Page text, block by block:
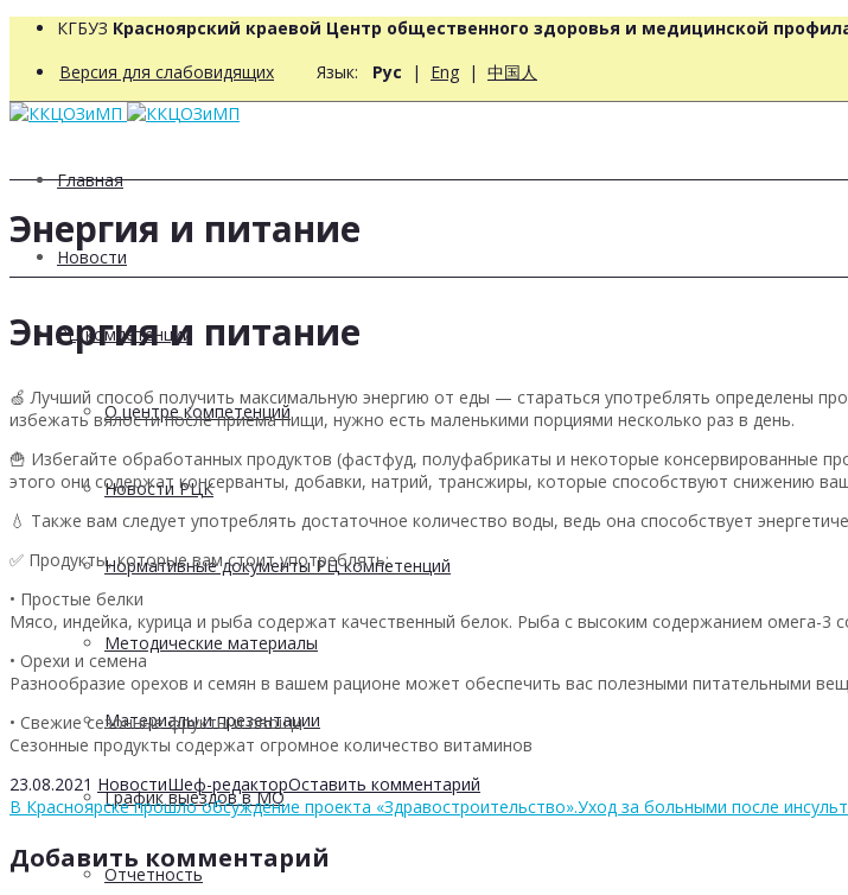
КГБУЗ Красноярский краевой Центр общественного здоровья и медицинской
Версия для слабовидящих Язык: Рус | Eng | 中国人
Главная
Новости
РЦ компетенций
О центре компетенций
Новости РЦК
Нормативные документы РЦ компетенций
Методические материалы
Материалы и презентации
График выездов в МО
Отчетность
Энергия и питание
Энергия и питание
🍏 Лучший способ получить максимальную энергию от еды — стараться употреблять определены
избежать вялости после приема пищи, нужно есть маленькими порциями несколько раз в день.
🍟 Избегайте обработанных продуктов (фастфуд, полуфабрикаты и некоторые консервированные
этого они содержат консерванты, добавки, натрий, трансжиры, которые способствуют снижению
💧 Также вам следует употреблять достаточное количество воды, ведь она способствует
✅ Продукты, которые вам стоит употреблять:
• Простые белки
Мясо, индейка, курица и рыба содержат качественный белок. Рыба с высоким содержанием омега-3
• Орехи и семена
Разнообразие орехов и семян в вашем рационе может обеспечить вас полезными питательными
• Свежие сезонные фрукты и овощи
Сезонные продукты содержат огромное количество витаминов
23.08.2021 НовостиШеф-редакторОставить комментарий
В Красноярске прошло обсуждение проекта «Здравостроительство».Уход за больными после
Добавить комментарий